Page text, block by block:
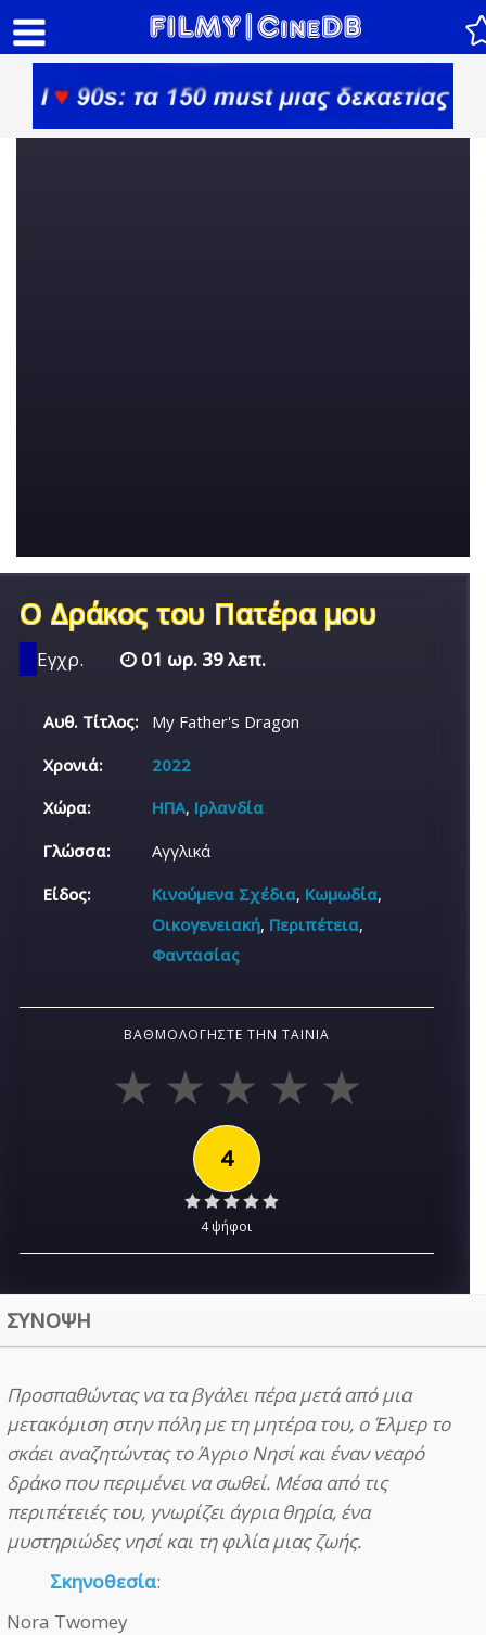
Ο Δράκος του Πατέρα μου
Εγχρ. 01 ωρ. 39 λεπ.
Αυθ. Τίτλος:
My Father's Dragon
Χρονιά:
2022
Χώρα:
ΗΠΑ, Ιρλανδία
Γλώσσα:
Αγγλικά
Είδος:
Κινούμενα Σχέδια, Κωμωδία,
Οικογενειακή, Περιπέτεια,
Φαντασίας
ΒΑΘΜΟΛΟΓΉΣΤΕ ΤΗΝ ΤΑΙΝΊΑ
4
4 ψήφοι
ΣΥΝΟΨΗ
Προσπαθώντας να τα βγάλει πέρα μετά από μια
μετακόμιση στην πόλη με τη μητέρα του, ο Έλμερ το
σκάει αναζητώντας το Άγριο Νησί και έναν νεαρό
δράκο που περιμένει να σωθεί. Μέσα από τις
περιπέτειές του, γνωρίζει άγρια θηρία, ένα
μυστηριώδες νησί και τη φιλία μιας ζωής.
Σκηνοθεσία:
Nora Twomey